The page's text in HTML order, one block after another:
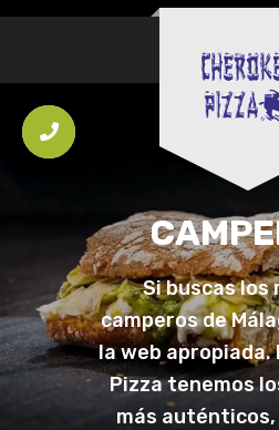
Si buscas los
camperos de
la web apropiada.
Pizza tenemos
más